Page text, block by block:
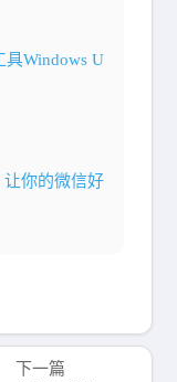
Windows U
你的微信好
下一篇